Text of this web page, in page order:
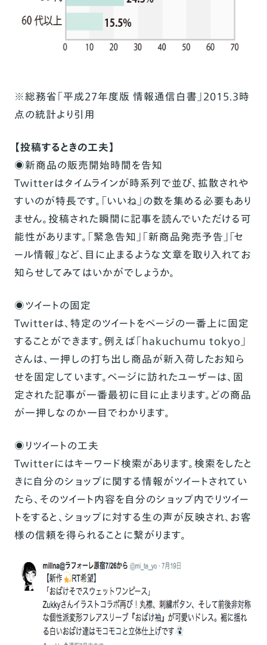
※総務省「平成27年度版 情報通信白書」2015.3時
点の統計より引用
【投稿するときの工夫】
◉新商品の販売開始時間を告知
Twitterはタイムラインが時系列で並び、拡散されや
すいのが特長です。「いいね」の数を集める必要もあり
ません。投稿された瞬間に記事を読んでいただける可
能性があります。「緊急告知」「新商品発売予告」「セ
ール情報」など、目に止まるような文章を取り入れてお
知らせしてみてはいかがでしょうか。
◉ツイートの固定
Twitterは、特定のツイートをページの一番上に固定
することができます。例えば「hakuchumu tokyo」
さんは、一押しの打ち出し商品が新入荷したお知ら
せを固定しています。ページに訪れたユーザーは、固
定された記事が一番最初に目に止まります。どの商品
が一押しなのか一目でわかります。
◉リツイートの工夫
Twitterにはキーワード検索があります。検索をしたと
きに自分のショップに関する情報がツイートされてい
たら、そのツイート内容を自分のショップ内でリツイー
トをすると、ショップに対する生の声が反映され、お客
様の信頼を得られることに繋がります。